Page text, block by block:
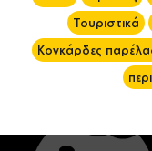
Τουριστικά
Κονκάρδες